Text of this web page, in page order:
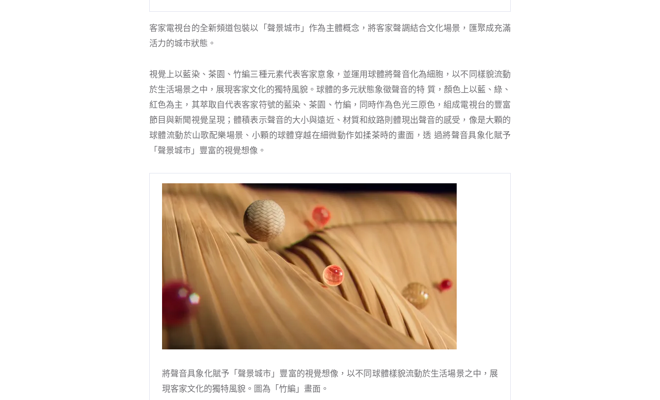
客家電視台的全新頻道包裝以「聲景城市」作為主體概念，將客家聲調結合⽂化場景，匯聚成充滿
活⼒的城市狀態。
視覺上以藍染、茶園、⽵編三種元素代表客家意象，並運⽤球體將聲⾳化為細胞，以不同樣貌流動
於⽣活場景之中，展現客家⽂化的獨特風貌。球體的多元狀態象徵聲⾳的特 質，顏⾊上以藍、綠、
紅⾊為主，其萃取⾃代表客家符號的藍染、茶園、⽵編，同時作為⾊光三原⾊，組成電視台的豐富
節⽬與新聞視覺呈現；體積表⽰聲⾳的⼤⼩與遠近、材質和紋路則體現出聲⾳的感受，像是⼤顆的
球體流動於山歌配樂場景、⼩顆的球體穿越在細微動作如揉茶時的畫⾯，透 過將聲⾳具象化賦予
「聲景城市」豐富的視覺想像。
將聲音具象化賦予「聲景城市」豐富的視覺想像，以不同球體樣貌流動於生活場景之中，展
現客家文化的獨特風貌。圖為「竹編」畫面。